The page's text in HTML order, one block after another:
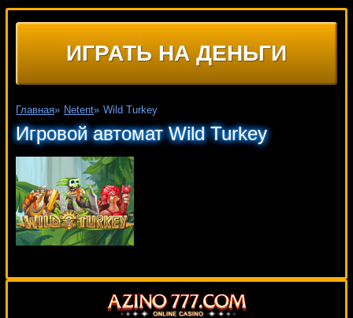
ИГРАТЬ НА ДЕНЬГИ
Главная» Netent» Wild Turkey
Игровой автомат Wild Turkey